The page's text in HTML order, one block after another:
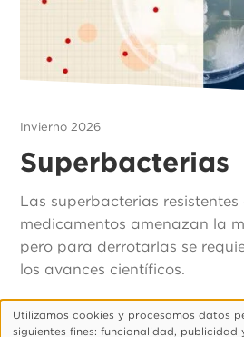
Invierno 2026
Superbacterias
Las superbacterias resistentes
medicamentos amenazan la
pero para derrotarlas se
los avances científicos.
Uso
Utilizamos cookies y procesamos datos
siguientes fines: funcionalidad, publicidad